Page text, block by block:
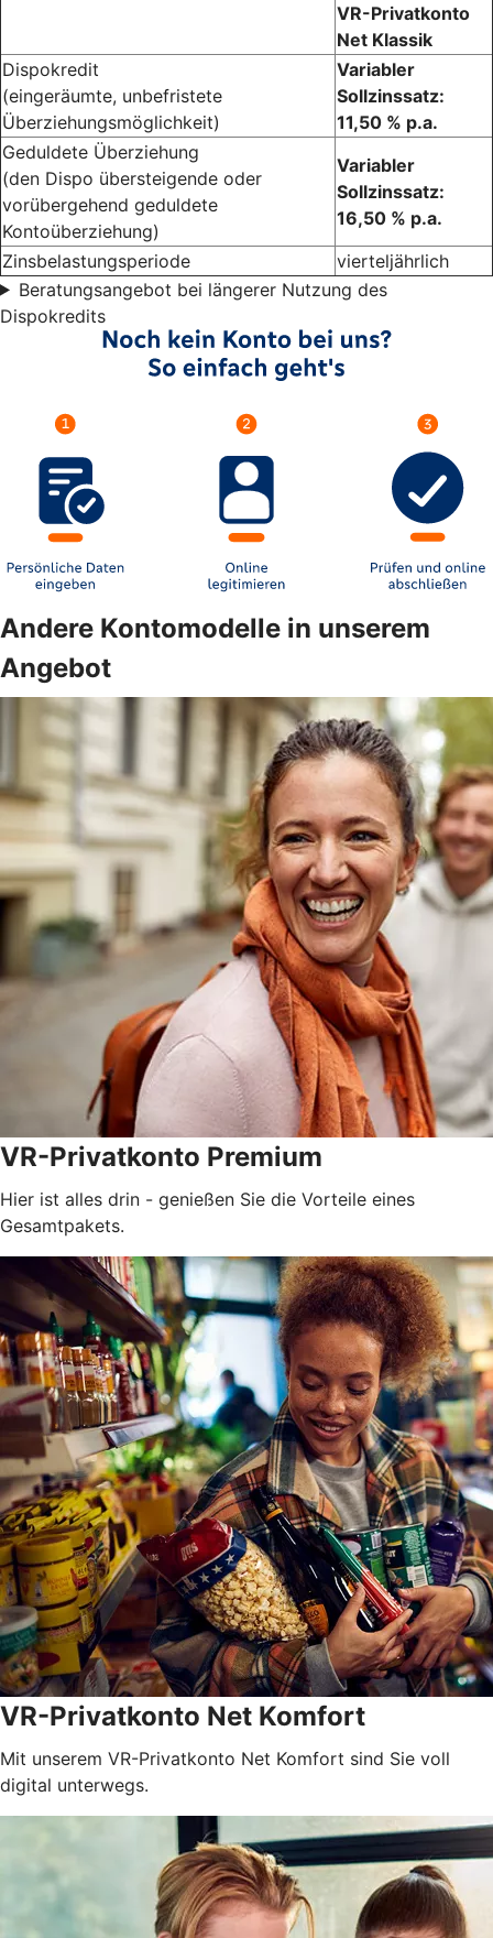
VR-Privatkonto
Net Klassik
Dispokredit
(eingeräumte, unbefristete
Überziehungsmöglichkeit)
Variabler
Sollzinssatz:
11,50 % p.a.
Geduldete Überziehung
(den Dispo übersteigende oder
vorübergehend geduldete
Kontoüberziehung)
Variabler
Sollzinssatz:
16,50 % p.a.
Zinsbelastungsperiode
vierteljährlich
Beratungsangebot bei längerer Nutzung des
Dispokredits
Andere Kontomodelle in unserem
Angebot
VR-Privatkonto Premium
Hier ist alles drin - genießen Sie die Vorteile eines
Gesamtpakets.
VR-Privatkonto Net Komfort
Mit unserem VR-Privatkonto Net Komfort sind Sie voll
digital unterwegs.